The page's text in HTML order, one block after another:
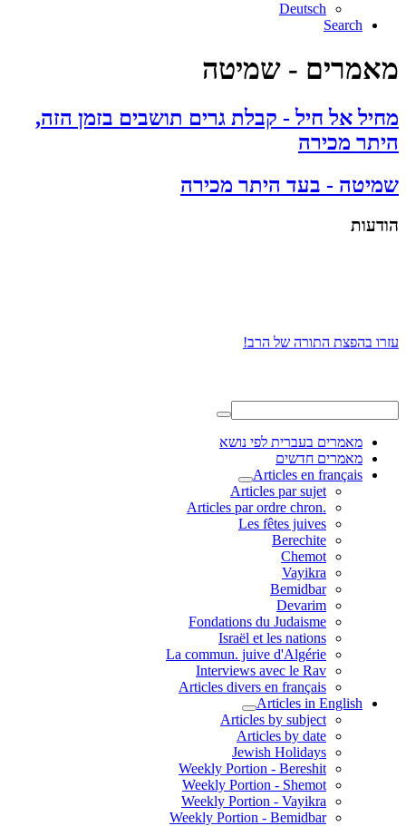
Deutsch
Search
מאמרים - שמיטה
מחיל אל חיל - קבלת גרים תושבים בזמן הזה,
היתר מכירה
שמיטה - בעד היתר מכירה
הודעות
עזרו בהפצת התורה של הרב!
מאמרים בעברית לפי נושא
מאמרים חדשים
Articles en français
Articles par sujet
.Articles par ordre chron
Les fêtes juives
Berechite
Chemot
Vayikra
Bemidbar
Devarim
Fondations du Judaisme
Israël et les nations
La commun. juive d'Algérie
Interviews avec le Rav
Articles divers en français
Articles in English
Articles by subject
Articles by date
Jewish Holidays
Weekly Portion - Bereshit
Weekly Portion - Shemot
Weekly Portion - Vayikra
Weekly Portion - Bemidbar